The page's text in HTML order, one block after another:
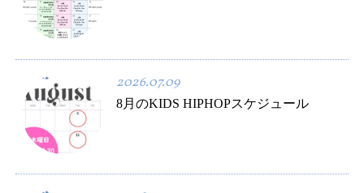
2026.07.09
8月のKIDS HIPHOPスケジュール